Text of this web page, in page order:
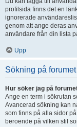
profilsida finns det en
ignorerade
genom att ange deras
användare från din lista
Upp
Sökning på forumet
Hur söker jag på
Ange en term i sökrutan
Avancerad sökning kan
som finns på alla sidor
beroende på vilken stil